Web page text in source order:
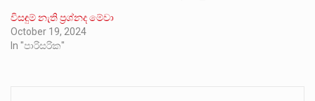
විසඳුම් නැති ප්‍රශ්නද මේවා
October 19, 2024
In "පාරිසරික"